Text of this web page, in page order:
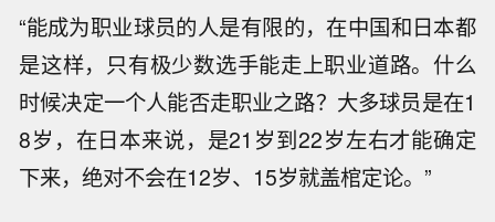
“能成为职业球员的人是有限的，在中国和日本都
是这样，只有极少数选手能走上职业道路。什么
时候决定一个人能否走职业之路？大多球员是在1
8岁，在日本来说，是21岁到22岁左右才能确定
下来，绝对不会在12岁、15岁就盖棺定论。”